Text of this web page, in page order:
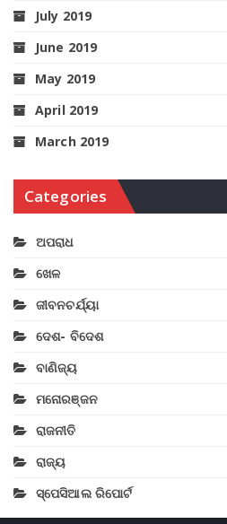
July 2019
June 2019
May 2019
April 2019
March 2019
Categories
ଅପରାଧ
ଖେଳ
ଜୀବନଚର୍ଯ୍ୟା
ଦେଶ- ବିଦେଶ
ବାଣିଜ୍ୟ
ମନୋରଞ୍ଜନ
ରାଜନୀତି
ରାଜ୍ୟ
ସ୍ପେସିଆଲ ରିପୋର୍ଟ